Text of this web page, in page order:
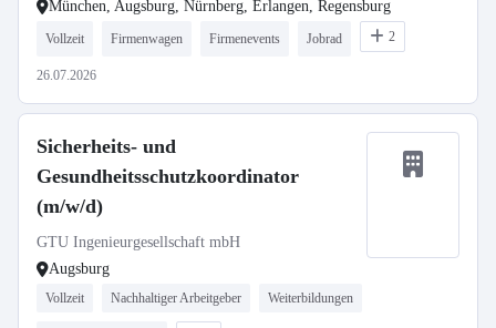
München, Augsburg, Nürnberg, Erlangen, Regensburg
Vollzeit Firmenwagen Firmenevents Jobrad 2
26.07.2026
Sicherheits- und
Gesundheitsschutzkoordinator
(m/w/d)
GTU Ingenieurgesellschaft mbH
Augsburg
Vollzeit Nachhaltiger Arbeitgeber Weiterbildungen